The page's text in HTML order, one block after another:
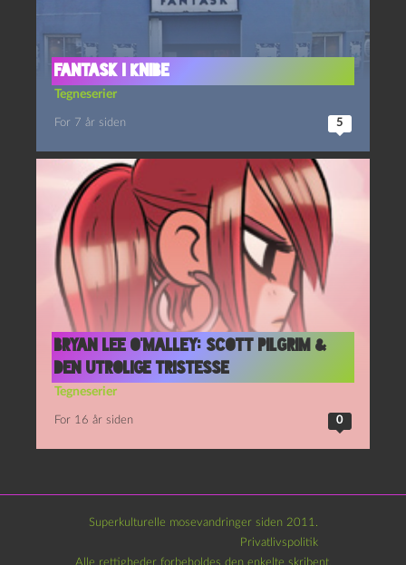
Fantask i Knibe
Tegneserier
For 7 år siden 5
Bryan Lee O’Malley: Scott Pilgrim &
den utrolige tristesse
Tegneserier
For 16 år siden 0
Superkulturelle mosevandringer siden 2011.
Privatlivspolitik